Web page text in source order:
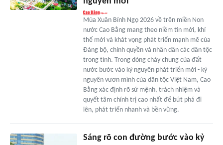
Mùa Xuân Bính Ngọ 2026 về trên miền Non
nước Cao Bằng mang theo niềm tin mới, khí
thế mới và khát vọng phát triển mạnh mẽ của
Đảng bộ, chính quyền và nhân dân các dân tộc
trong tỉnh. Trong dòng chảy chung của đất
nước bước vào kỷ nguyên phát triển mới - kỷ
nguyên vươn mình của dân tộc Việt Nam, Cao
Bằng xác định rõ sứ mệnh, trách nhiệm và
quyết tâm chính trị cao nhất để bứt phá đi
lên, phát triển nhanh và bền vững.
Sáng rõ con đường bước vào kỷ